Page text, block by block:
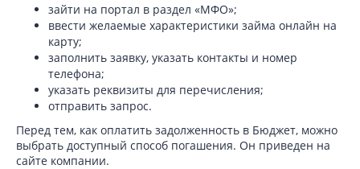
зайти на портал в раздел «МФО»;
ввести желаемые характеристики займа онлайн на
карту;
заполнить заявку, указать контакты и номер
телефона;
указать реквизиты для перечисления;
отправить запрос.
Перед тем, как оплатить задолженность в Бюджет, можно
выбрать доступный способ погашения. Он приведен на
сайте компании.